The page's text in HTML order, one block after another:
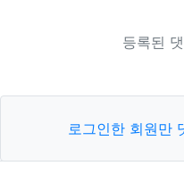
등록된
로그인한 회원만